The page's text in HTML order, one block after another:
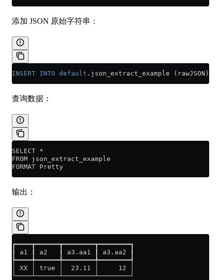
添加 JSON 原始字符串：
INSERT INTO default .json_extract_example (rawJSON)
查询数据：
SELECT *
FROM json_extract_example
FORMAT Pretty
输出：
┏━━━━┳━━━━━━┳━━━━━━━━┳━━━━━━━━┓
┃ a1 ┃ a2   ┃ a3.aa1 ┃ a3.aa2 ┃
┡━━━━╇━━━━━━╇━━━━━━━━╇━━━━━━━━┩
│ XX │ true │  23.11 │     12 │
└────┴──────┴────────┴────────┘